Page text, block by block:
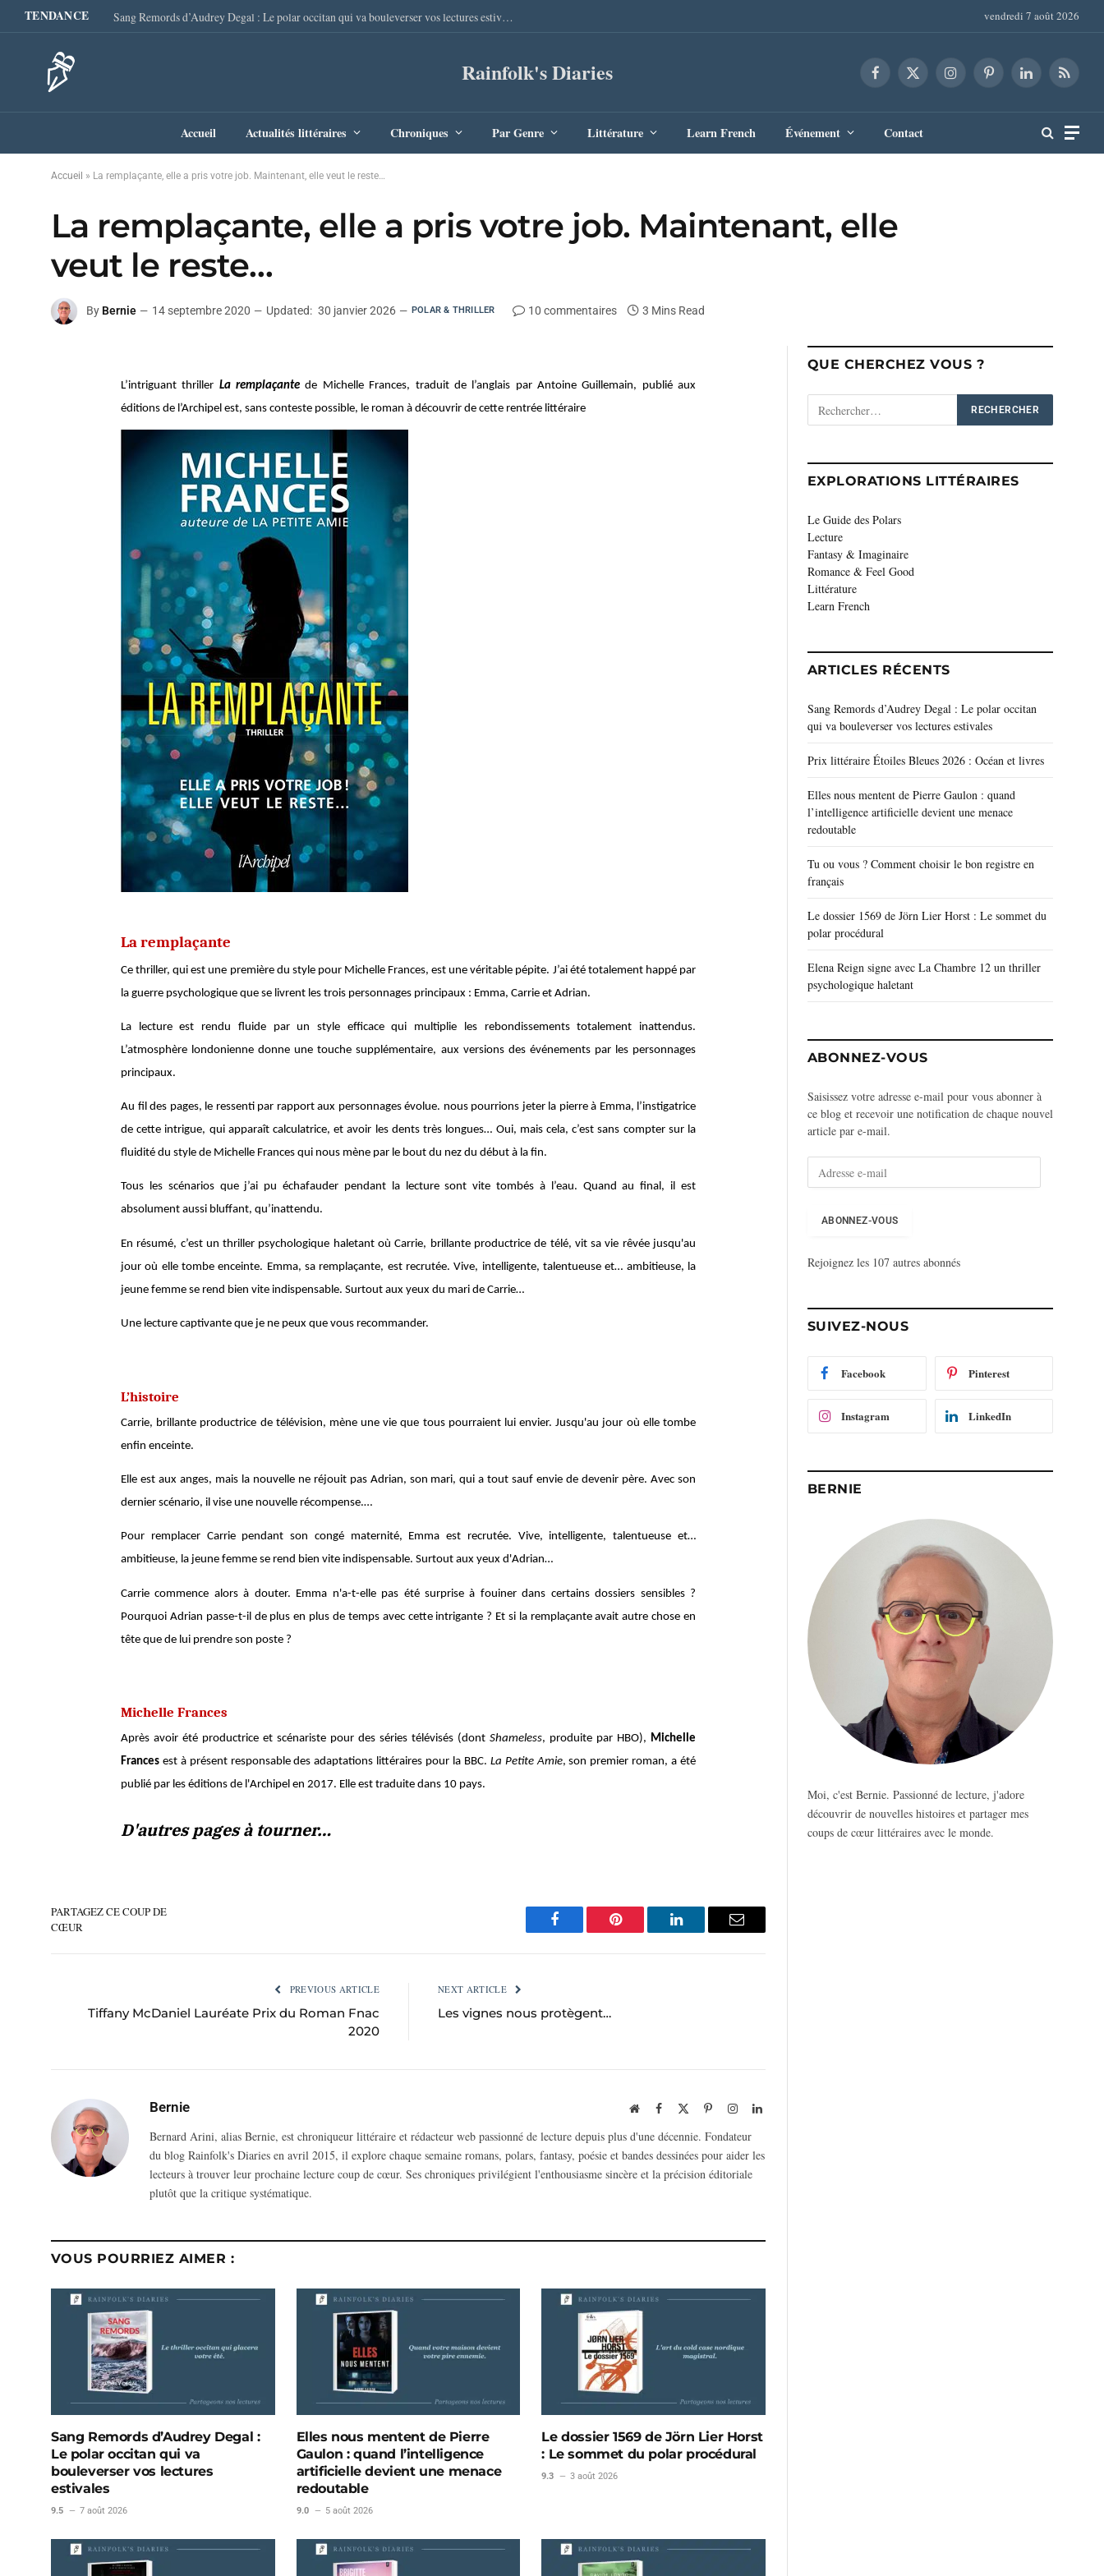
TENDANCE Sang Remords d’Audrey Degal : Le polar occitan qui va bouleverser vos lectures estivales vendredi 7 août 2026
Rainfolk's Diaries Facebook
X
InstagramPinterestLinkedInRSS
Accueil Actualités littéraires Chroniques Par Genre Littérature Learn French Événement Contact
Accueil » La remplaçante, elle a pris votre job. Maintenant, elle veut le reste…
La remplaçante, elle a pris votre job. Maintenant, elle
veut le reste…
By Bernie 14 septembre 2020 Updated: 30 janvier 2026 POLAR & THRILLER 10 commentaires 3 Mins Read
L’intriguant thriller La remplaçante de Michelle Frances, traduit de l’anglais par Antoine Guillemain, publié aux
éditions de l’Archipel est, sans conteste possible, le roman à découvrir de cette rentrée littéraire
La remplaçante
Ce thriller, qui est une première du style pour Michelle Frances, est une véritable pépite. J’ai été totalement happé par
la guerre psychologique que se livrent les trois personnages principaux : Emma, Carrie et Adrian.
La lecture est rendu fluide par un style efficace qui multiplie les rebondissements totalement inattendus.
L’atmosphère londonienne donne une touche supplémentaire, aux versions des événements par les personnages
principaux.
Au fil des pages, le ressenti par rapport aux personnages évolue. nous pourrions jeter la pierre à Emma, l’instigatrice
de cette intrigue, qui apparaît calculatrice, et avoir les dents très longues… Oui, mais cela, c’est sans compter sur la
fluidité du style de Michelle Frances qui nous mène par le bout du nez du début à la fin.
Tous les scénarios que j’ai pu échafauder pendant la lecture sont vite tombés à l’eau. Quand au final, il est
absolument aussi bluffant, qu’inattendu.
En résumé, c’est un thriller psychologique haletant où Carrie, brillante productrice de télé, vit sa vie rêvée jusqu'au
jour où elle tombe enceinte. Emma, sa remplaçante, est recrutée. Vive, intelligente, talentueuse et… ambitieuse, la
jeune femme se rend bien vite indispensable. Surtout aux yeux du mari de Carrie…
Une lecture captivante que je ne peux que vous recommander.
L’histoire
Carrie, brillante productrice de télévision, mène une vie que tous pourraient lui envier. Jusqu'au jour où elle tombe
enfin enceinte.
Elle est aux anges, mais la nouvelle ne réjouit pas Adrian, son mari, qui a tout sauf envie de devenir père. Avec son
dernier scénario, il vise une nouvelle récompense.…
Pour remplacer Carrie pendant son congé maternité, Emma est recrutée. Vive, intelligente, talentueuse et…
ambitieuse, la jeune femme se rend bien vite indispensable. Surtout aux yeux d'Adrian…
Carrie commence alors à douter. Emma n'a-t-elle pas été surprise à fouiner dans certains dossiers sensibles ?
Pourquoi Adrian passe-t-il de plus en plus de temps avec cette intrigante ? Et si la remplaçante avait autre chose en
tête que de lui prendre son poste ?
Michelle Frances
Après avoir été productrice et scénariste pour des séries télévisés (dont Shameless, produite par HBO), Michelle
Frances est à présent responsable des adaptations littéraires pour la BBC. La Petite Amie, son premier roman, a été
publié par les éditions de l'Archipel en 2017. Elle est traduite dans 10 pays.
D'autres pages à tourner…
PARTAGEZ CE COUP DE
CŒUR
Facebook Pinterest LinkedIn Email
PREVIOUS ARTICLE
Tiffany McDaniel Lauréate Prix du Roman Fnac
2020
NEXT ARTICLE
Les vignes nous protègent…
Bernie WebsiteFacebook PinterestInstagramLinkedIn
Bernard Arini, alias Bernie, est chroniqueur littéraire et rédacteur web passionné de lecture depuis plus d'une décennie. Fondateur
du blog Rainfolk's Diaries en avril 2015, il explore chaque semaine romans, polars, fantasy, poésie et bandes dessinées pour aider les
lecteurs à trouver leur prochaine lecture coup de cœur. Ses chroniques privilégient l'enthousiasme sincère et la précision éditoriale
plutôt que la critique systématique.
VOUS POURRIEZ AIMER :
Sang Remords d’Audrey Degal :
Le polar occitan qui va
bouleverser vos lectures
estivales
9.5 7 août 2026
Elles nous mentent de Pierre
Gaulon : quand l’intelligence
artificielle devient une menace
redoutable
9.0 5 août 2026
Le dossier 1569 de Jörn Lier Horst
: Le sommet du polar procédural
9.3 3 août 2026
QUE CHERCHEZ VOUS ?
EXPLORATIONS LITTÉRAIRES
Le Guide des Polars
Lecture
Fantasy & Imaginaire
Romance & Feel Good
Littérature
Learn French
ARTICLES RÉCENTS
Sang Remords d’Audrey Degal : Le polar occitan
qui va bouleverser vos lectures estivales
Prix littéraire Étoiles Bleues 2026 : Océan et livres
Elles nous mentent de Pierre Gaulon : quand
l’intelligence artificielle devient une menace
redoutable
Tu ou vous ? Comment choisir le bon registre en
français
Le dossier 1569 de Jörn Lier Horst : Le sommet du
polar procédural
Elena Reign signe avec La Chambre 12 un thriller
psychologique haletant
ABONNEZ-VOUS
Saisissez votre adresse e-mail pour vous abonner à
ce blog et recevoir une notification de chaque nouvel
article par e-mail.
e
m
a
ABONNEZ-VOUS
Rejoignez les 107 autres abonnés
SUIVEZ-NOUS
Facebook Pinterest
Instagram LinkedIn
BERNIE
Moi, c'est Bernie. Passionné de lecture, j'adore
découvrir de nouvelles histoires et partager mes
coups de cœur littéraires avec le monde.